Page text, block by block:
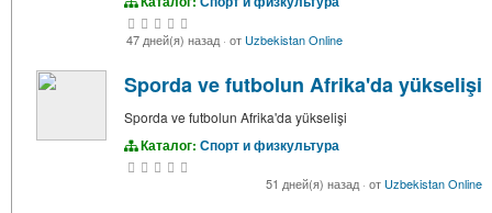
47 дней(я) назад · от Uzbekistan Online
Sporda ve futbolun Afrika'da yükselişi
Sporda ve futbolun Afrika'da yükselişi
Каталог: Спорт и физкультура
51 дней(я) назад · от Uzbekistan Online